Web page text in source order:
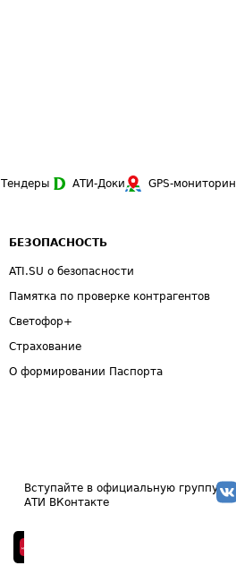
Тендеры АТИ-Доки GPS-
БЕЗОПАСНОСТЬ
ATI.SU о безопасности
Памятка по проверке контрагентов
Светофор+
Страхование
О формировании Паспорта
Вступайте в официальную группу
АТИ ВКонтакте